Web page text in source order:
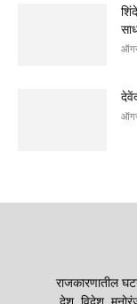
राजकारणातील